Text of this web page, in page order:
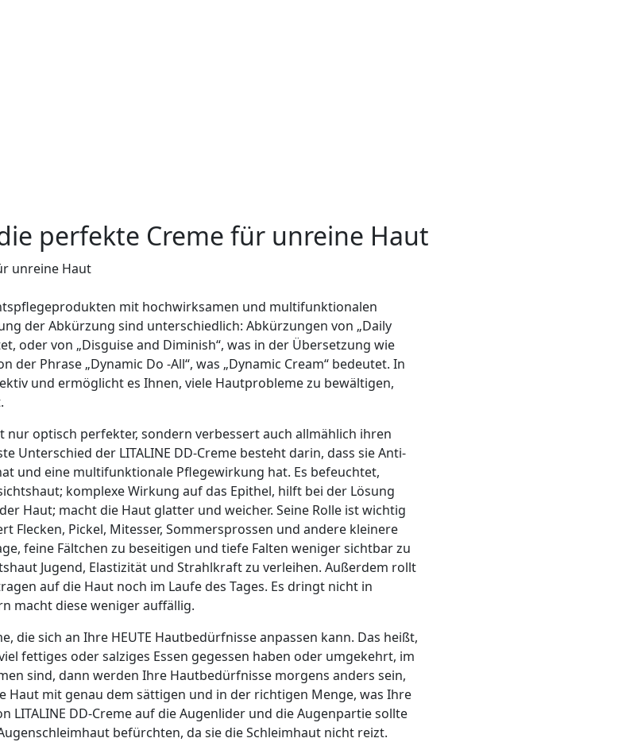
perfekte Creme für unreine Haut
mit hochwirksamen und multifunktionalen
der Abkürzung sind unterschiedlich: Abkürzungen von „Daily
oder von „Disguise and Diminish“, was in der Übersetzung wie
der Phrase „Dynamic Do -All“, was „Dynamic Cream“ bedeutet. In
und ermöglicht es Ihnen, viele Hautprobleme zu bewältigen,
nur optisch perfekter, sondern verbessert auch allmählich ihren
Unterschied der LITALINE DD-Creme besteht darin, dass sie Anti-
und eine multifunktionale Pflegewirkung hat. Es befeuchtet,
komplexe Wirkung auf das Epithel, hilft bei der Lösung
Haut; macht die Haut glatter und weicher. Seine Rolle ist wichtig
Flecken, Pickel, Mitesser, Sommersprossen und andere kleinere
feine Fältchen zu beseitigen und tiefe Falten weniger sichtbar zu
Jugend, Elastizität und Strahlkraft zu verleihen. Außerdem rollt
auf die Haut noch im Laufe des Tages. Es dringt nicht in
macht diese weniger auffällig.
die sich an Ihre HEUTE Hautbedürfnisse anpassen kann. Das heißt,
fettiges oder salziges Essen gegessen haben oder umgekehrt, im
sind, dann werden Ihre Hautbedürfnisse morgens anders sein,
Haut mit genau dem sättigen und in der richtigen Menge, was Ihre
LITALINE DD-Creme auf die Augenlider und die Augenpartie sollte
befürchten, da sie die Schleimhaut nicht reizt.